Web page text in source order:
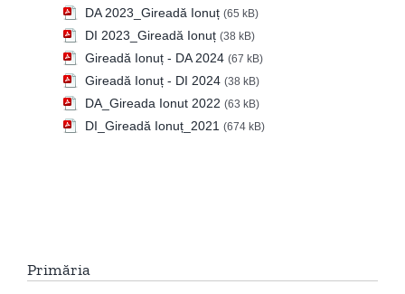
DA 2023_Gireadă Ionuț (65 kB)
DI 2023_Gireadă Ionuț (38 kB)
Gireadă Ionuț - DA 2024 (67 kB)
Gireadă Ionuț - DI 2024 (38 kB)
DA_Gireada Ionut 2022 (63 kB)
DI_Gireadă Ionuț_2021 (674 kB)
Primăria